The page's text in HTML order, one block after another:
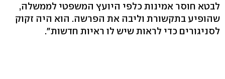
לבטא חוסר אמינות כלפי היועץ המשפטי לממשלה,
שהופיע בתקשורת וליבה את הפרשה. הוא היה זקוק
לסניגורים כדי לראות שיש לו ראיות חדשות".